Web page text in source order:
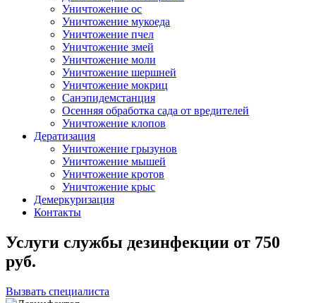
Уничтожение ос
Уничтожение мукоеда
Уничтожение пчел
Уничтожение змей
Уничтожение моли
Уничтожение шершней
Уничтожение мокриц
Санэпидемстанция
Осенняя обработка сада от вредителей
Уничтожение клопов
Дератизация
Уничтожение грызунов
Уничтожение мышей
Уничтожение кротов
Уничтожение крыс
Демеркуризация
Контакты
Услуги службы дезинфекции от 750
руб.
Вызвать специалиста